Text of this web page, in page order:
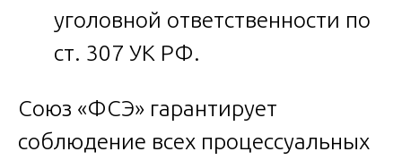
уголовной ответственности по
ст. 307 УК РФ.
Союз «ФСЭ» гарантирует
соблюдение всех процессуальных